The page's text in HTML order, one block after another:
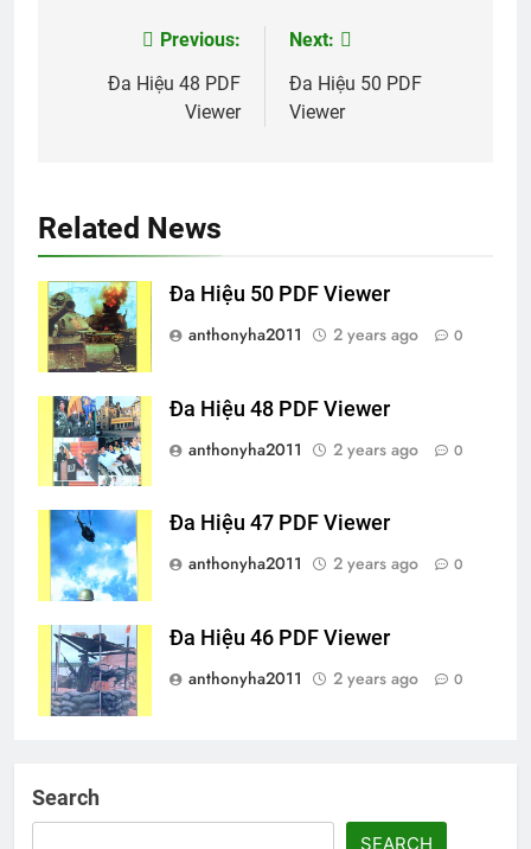
navigation
Previous:
Đa Hiệu 48 PDF
Viewer
Next:
Đa Hiệu 50 PDF
Viewer
Related News
Đa Hiệu 50 PDF Viewer
anthonyha2011
2 years ago 0
Đa Hiệu 48 PDF Viewer
anthonyha2011
2 years ago 0
Đa Hiệu 47 PDF Viewer
anthonyha2011
2 years ago 0
Đa Hiệu 46 PDF Viewer
anthonyha2011
2 years ago 0
Search
SEARCH